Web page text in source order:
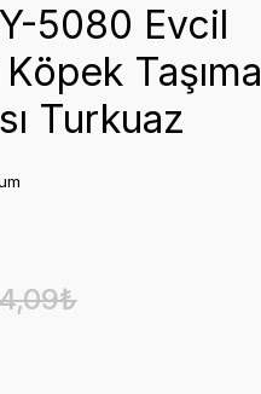
5080 Evcil
Taşıma
Turkuaz